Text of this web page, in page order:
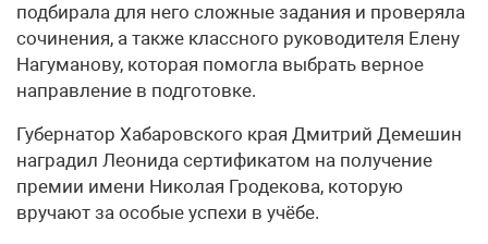
подбирала для него сложные задания и проверяла
сочинения, а также классного руководителя Елену
Нагуманову, которая помогла выбрать верное
направление в подготовке.
Губернатор Хабаровского края Дмитрий Демешин
наградил Леонида сертификатом на получение
премии имени Николая Гродекова, которую
вручают за особые успехи в учёбе.